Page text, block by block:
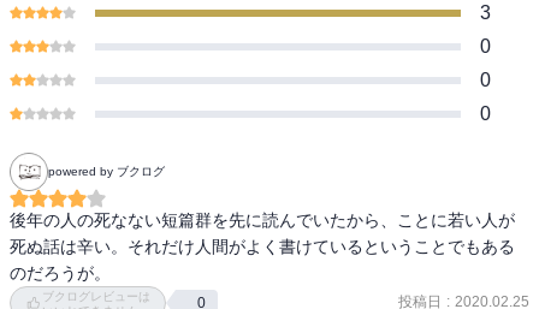
3
0
0
0
powered by ブクログ
後年の人の死なない短篇群を先に読んでいたから、ことに若い人が
死ぬ話は辛い。それだけ人間がよく書けているということでもある
のだろうが。
ブクログレビューは
0 投稿日 : 2020.02.25